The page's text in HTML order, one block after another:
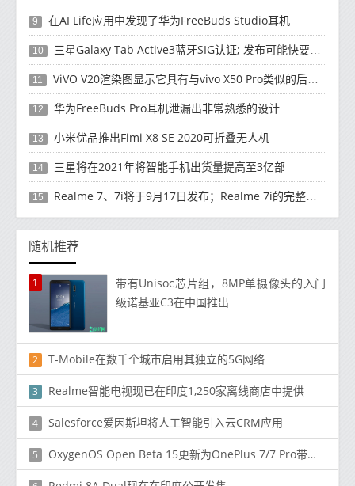
9 在AI Life应用中发现了华为FreeBuds Studio耳机
10 三星Galaxy Tab Active3蓝牙SIG认证; 发布可能快要结束了
11 ViVO V20渲染图显示它具有与vivo X50 Pro类似的后部设计
12 华为FreeBuds Pro耳机泄漏出非常熟悉的设计
13 小米优品推出Fimi X8 SE 2020可折叠无人机
14 三星将在2021年将智能手机出货量提高至3亿部
15 Realme 7、7i将于9月17日发布；Realme 7i的完整规格并导致泄漏
随机推荐
1
带有Unisoc芯片组，8MP单摄像头的入门
级诺基亚C3在中国推出
2 T-Mobile在数千个城市启用其独立的5G网络
3 Realme智能电视现已在印度1,250家离线商店中提供
4 Salesforce爱因斯坦将人工智能引入云CRM应用
5 OxygenOS Open Beta 15更新为OnePlus 7/7 Pro带来了黑暗模式切换